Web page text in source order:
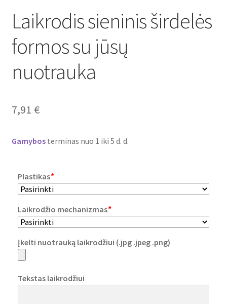
Krepšelis
Parduotuvė
Paskyra
Wishlist
Laikrodis sieninis širdelės
formos su jūsų
nuotrauka
7,91 €
Gamybosterminas nuo 1 iki 5 d. d.
Plastikas*
Laikrodžio mechanizmas*
Įkelti nuotrauką laikrodžiui (.jpg .jpeg .png)
Tekstas laikrodžiui